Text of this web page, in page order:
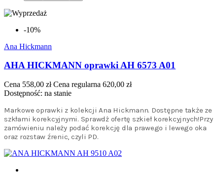
-10%
Ana Hickmann
AHA HICKMANN oprawki AH 6573 A01
Cena 558,00 zł Cena regularna 620,00 zł
Dostępność: na stanie
Markowe oprawki z kolekcji Ana Hickmann. Dostępne także ze
szkłami korekcyjnymi. Sprawdż ofertę szkieł korekcyjnych!Przy
zamówieniu należy podać korekcję dla prawego i lewego oka
oraz rozstaw źrenic, czyli PD.